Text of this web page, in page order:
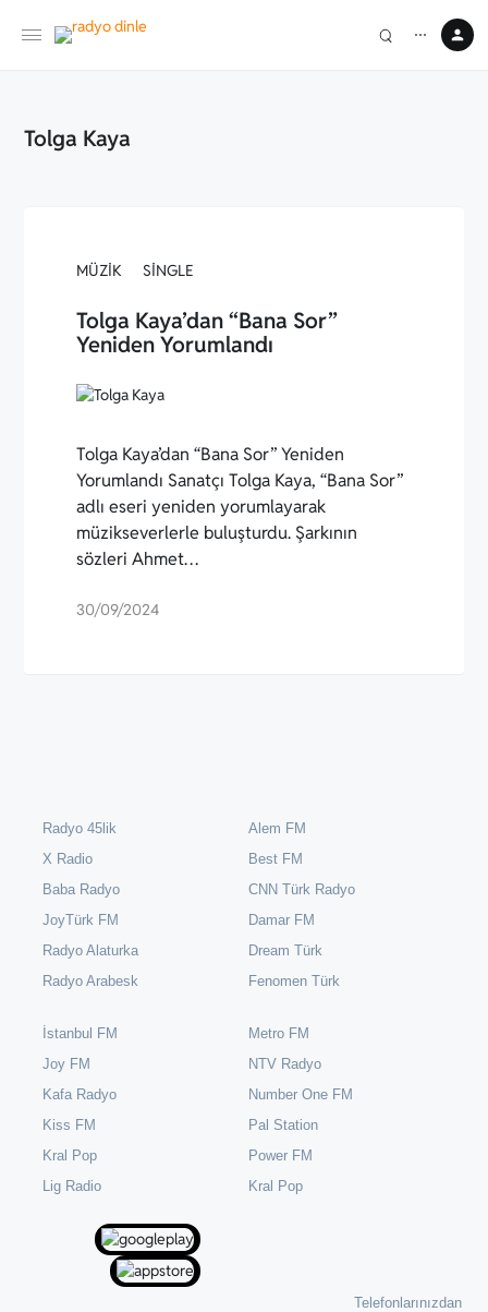
⋯
Tolga Kaya
MÜZIK SINGLE
Tolga Kaya’dan “Bana Sor”
Yeniden Yorumlandı
Tolga Kaya’dan “Bana Sor” Yeniden
Yorumlandı Sanatçı Tolga Kaya, “Bana Sor”
adlı eseri yeniden yorumlayarak
müzikseverlerle buluşturdu. Şarkının
sözleri Ahmet…
30/09/2024
Radyo 45lik
X Radio
Baba Radyo
JoyTürk FM
Radyo Alaturka
Radyo Arabesk
Alem FM
Best FM
CNN Türk Radyo
Damar FM
Dream Türk
Fenomen Türk
İstanbul FM
Joy FM
Kafa Radyo
Kiss FM
Kral Pop
⁠Lig Radio
Metro FM
NTV Radyo
Number One FM
Pal Station
Power FM
Kral Pop
Telefonlarınızdan